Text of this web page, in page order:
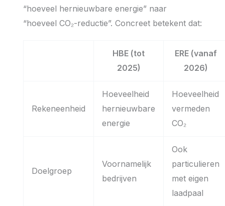
“hoeveel hernieuwbare energie” naar
“hoeveel CO₂-reductie”. Concreet betekent dat:
HBE (tot
2025)
ERE(vanaf
2026)
Rekeneenheid
Hoeveelheid
hernieuwbare
energie
Hoeveelheid
vermeden
CO₂
Doelgroep
Voornamelijk
bedrijven
Ook
particulieren
met eigen
laadpaal